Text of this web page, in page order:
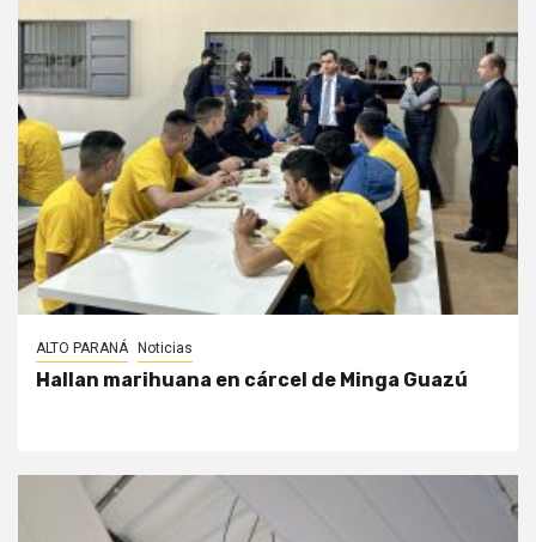
ALTO PARANÁ Noticias
Hallan marihuana en cárcel de Minga Guazú